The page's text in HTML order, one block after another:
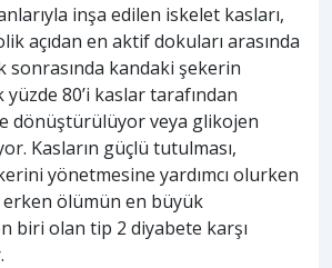
inşa edilen iskelet kasları,
açıdan en aktif dokuları arasında
sonrasında kandaki şekerin
yüzde 80’i kaslar tarafından
dönüştürülüyor veya glikojen
Kasların güçlü tutulması,
yönetmesine yardımcı olurken
erken ölümün en büyük
biri olan tip 2 diyabete karşı